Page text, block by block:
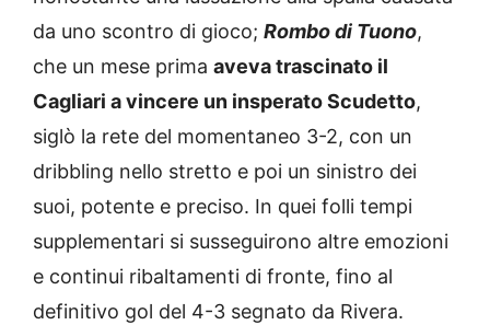
da uno scontro di gioco; Rombo di Tuono,
che un mese prima aveva trascinato il
Cagliari a vincere un insperato Scudetto,
siglò la rete del momentaneo 3-2, con un
dribbling nello stretto e poi un sinistro dei
suoi, potente e preciso. In quei folli tempi
supplementari si susseguirono altre emozioni
e continui ribaltamenti di fronte, fino al
definitivo gol del 4-3 segnato da Rivera.